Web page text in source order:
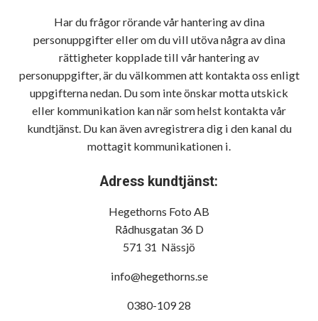
Har du frågor rörande vår hantering av dina
personuppgifter eller om du vill utöva några av dina
rättigheter kopplade till vår hantering av
personuppgifter, är du välkommen att kontakta oss enligt
uppgifterna nedan. Du som inte önskar motta utskick
eller kommunikation kan när som helst kontakta vår
kundtjänst. Du kan även avregistrera dig i den kanal du
mottagit kommunikationen i.
Adress kundtjänst:
Hegethorns Foto AB
Rådhusgatan 36 D
571 31 Nässjö
info@hegethorns.se
0380-109 28